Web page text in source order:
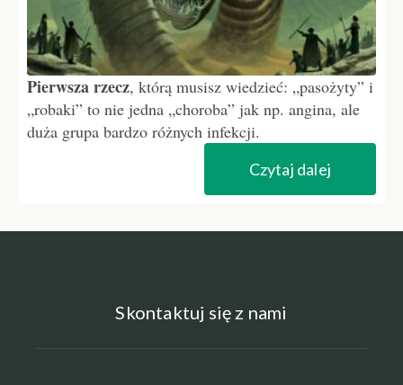
Pierwsza rzecz, którą musisz wiedzieć: „pasożyty” i
„robaki” to nie jedna „choroba” jak np. angina, ale
duża grupa bardzo różnych infekcji.
Czytaj dalej
Skontaktuj się z nami